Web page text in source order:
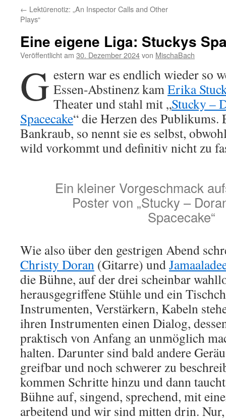
← Lektürenotiz: „An Inspector Calls and Other
Plays“
Eine eigene Liga: Stuckys
Veröffentlicht am 30. Dezember 2024von MischaBach
G estern war es endlich wieder so
Essen-Abstinenz kamErika
Theater und stahl mit „Stucky –
Spacecake“ die Herzen des
Bankraub, so nennt sie es selbst,
wild vorkommt und definitiv nicht zu
Ein kleiner Vorgeschmack
Poster von „Stucky –
Spacecake“
Wie also über den gestrigen Abend
Christy Doran (Gitarre) und
die Bühne, auf der drei scheinbar
herausgegriffene Stühle und ein
Instrumenten, Verstärkern, Kabeln
ihren Instrumenten einen Dialog,
praktisch von Anfang an unmöglich
halten. Darunter sind bald andere
greifbar und noch schwerer zu
kommen Schritte hinzu und dann
Bühne auf, singend, sprechend, mit
arbeitend und wir sind mitten drin.